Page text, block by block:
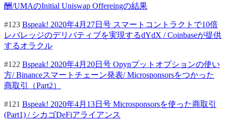
酬/UMAのInitial Uniswap Offereingの結果
#123 Bspeak! 2020年4月27日号 スマートコントラクトで10倍
レバレッジのデリバティブを実現するdYdX / Coinbaseが提供
するオラクル
#122 Bspeak! 2020年4月20日号 Opynプットオプションの使い
方/ Binanceスマートチェーン発表/ Microsponsorsをつかった
商取引（Part2）
#121 Bspeak! 2020年4月13日号 Microsponsorsを使った商取引
(Part1) / シカゴDeFiアライアンス